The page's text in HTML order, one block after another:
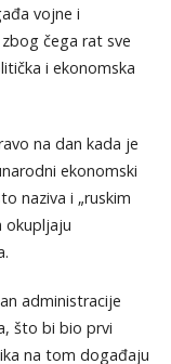
vojne i
čega rat sve
i ekonomska
na dan kada je
ekonomski
naziva i „ruskim
okupljaju
administracije
što bi bio prvi
na tom događaju